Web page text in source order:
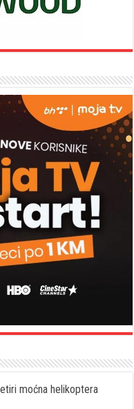
moćna helikoptera